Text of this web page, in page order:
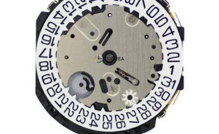
Ulysse Nardin
Репассаж часов
Пошив ремешков
Реставрация часов